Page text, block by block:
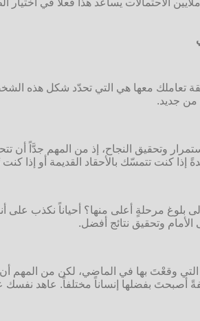
تعاملك معها هي التي تحدّد شكل هذه
من جديد.
وتحقيق النجاح، إذ من المهم
كنت تتمسّك بالأحقاد القديمة أو إذا كنت
مرحلةٍ أعلى منها؟ أحياناً نكذب
وتحقيق نتائج أفضل.
وقعْتَ بها في الماضي، لكن من المهم أن
أصبحتَ بفضلها إنساناً مختلفاً. عاهد